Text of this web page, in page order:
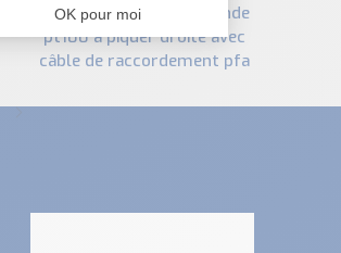
pt100 à piquer droite avec
câble de raccordement pfa